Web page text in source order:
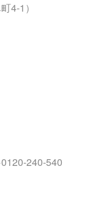
4-1）
240-540